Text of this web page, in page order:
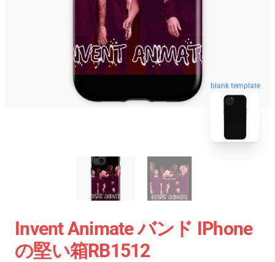
blank template
Invent Animate バンド IPhone
の堅い箱RB1512